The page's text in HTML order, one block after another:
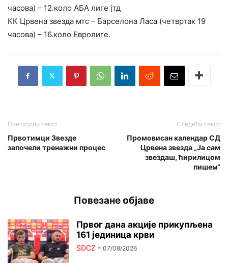
часова) – 12.коло АБА лиге јтд
КК Црвена звезда мтс – Барселона Ласа (четвртак 19
часова) – 16.коло Евролиге.
Претходни текст
Првотимци Звезде
започели тренажни процес
Следећи текст
Промовисан календар СД
Црвена звезда „Ја сам
звездаш, ћирилицом
пишем“
Повезане објаве
Првог дана акције прикупљена
161 јединица крви
SDCZ - 07/08/2026